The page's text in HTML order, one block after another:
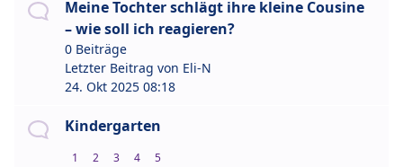
Meine Tochter schlägt ihre kleine Cousine
– wie soll ich reagieren?
0 Beiträge
Letzter Beitrag von Eli-N
24. Okt 2025 08:18
Kindergarten
1 2 3 4 5